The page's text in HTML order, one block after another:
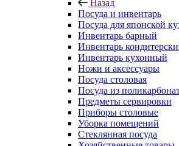
Назад
Посуда и инвентарь
Посуда для японской
Инвентарь барный
Инвентарь
Инвентарь кухонный
Ножи и аксессуары
Посуда столовая
Посуда из
Предметы сервировки
Приборы столовые
Уборка помещений
Стеклянная посуда